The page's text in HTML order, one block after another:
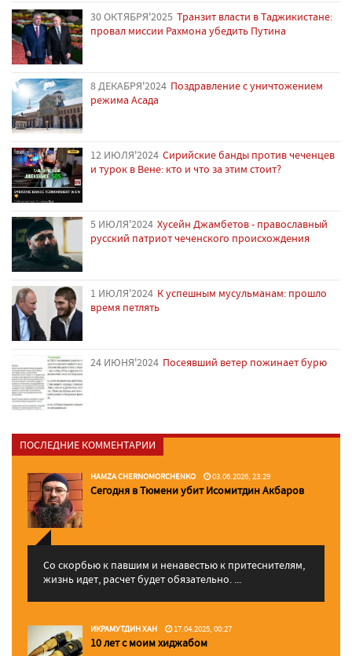
30 ОКТЯБРЯ'2025 Транзит власти в Таджикистане:
провал миссии Рахмона убедить Путина
8 ДЕКАБРЯ'2024 Поздравление с уничтожением
режима Асада
12 ИЮЛЯ'2024 Сирийские банды против чеченцев
и турок в Вене: кто и что за этим стоит?
5 ИЮЛЯ'2024 Хусейн Джамбетов - православный
русский патриот чеченского происхождения
1 ИЮЛЯ'2024 К успешным мусульманам: прошло
время петлять
24 ИЮНЯ'2024 Посеявший ветер пожинает бурю
ПОСЛЕДНИЕ КОММЕНТАРИИ
HAMZA CHERNOMORCHENKO 03.06.2026, 23:29
Сегодня в Тюмени убит Исомитдин Акбаров
Со скорбью к павшим и ненавестью к притеснителям,
жизнь идет, расчет будет обязательно. ...
ИКРАМУТДИН ХАН 17.04.2025, 00:27
10 лет с моим хиджабом